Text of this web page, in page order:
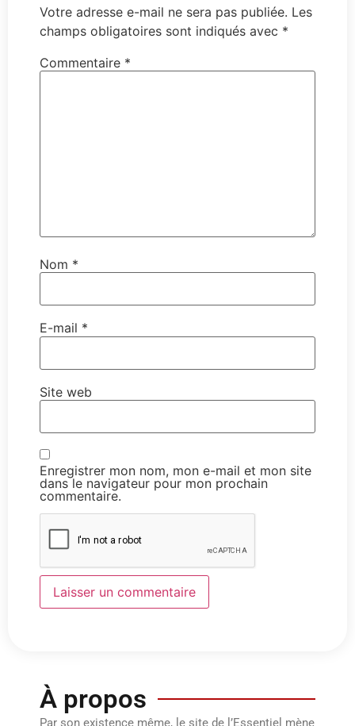
Votre adresse e-mail ne sera pas publiée. Les
champs obligatoires sont indiqués avec *
Commentaire *
Nom *
E-mail *
Site web
Enregistrer mon nom, mon e-mail et mon site
dans le navigateur pour mon prochain
commentaire.
À propos
Par son existence même, le site de l’Essentiel mène